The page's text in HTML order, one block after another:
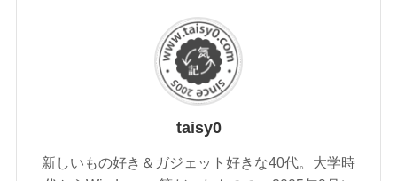
taisy0
新しいもの好き＆ガジェット好きな40代。大学時